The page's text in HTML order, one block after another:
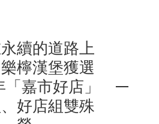
續的道路上
檸漢堡獲選
嘉市好店」
好店組雙殊